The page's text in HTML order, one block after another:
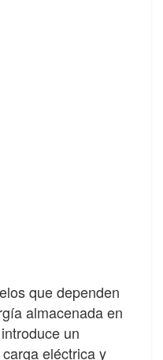
que dependen
almacenada en
un
eléctrica y